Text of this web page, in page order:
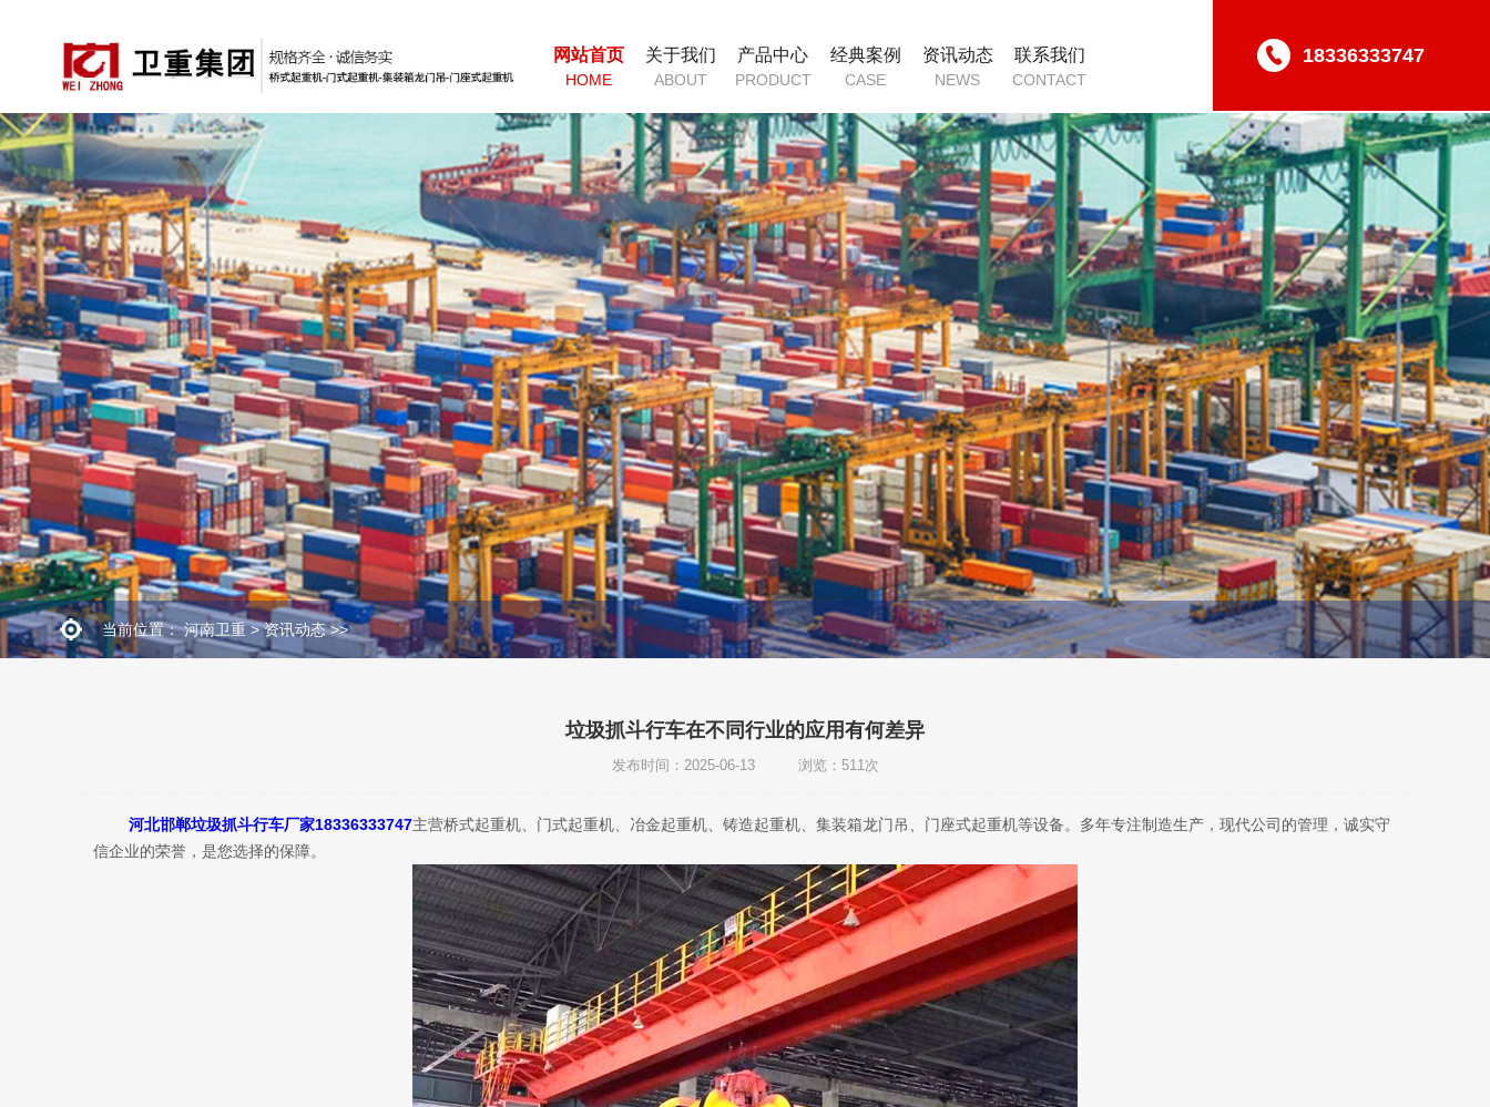
网站首页
HOME
关于我们
ABOUT
产品中心
PRODUCT
经典案例
CASE
资讯动态
NEWS
联系我们
CONTACT
18336333747
当前位置：河南卫重>资讯动态>>
垃圾抓斗行车在不同行业的应用有何差异
发布时间：2025-06-13 浏览：511次
河北邯郸垃圾抓斗行车厂家18336333747主营桥式起重机、门式起重机、冶金起重机、铸造起重机、集装箱龙门吊、门座式起重机等设备。多年专注制造生产，现代公司的管理，诚实守
信企业的荣誉，是您选择的保障。